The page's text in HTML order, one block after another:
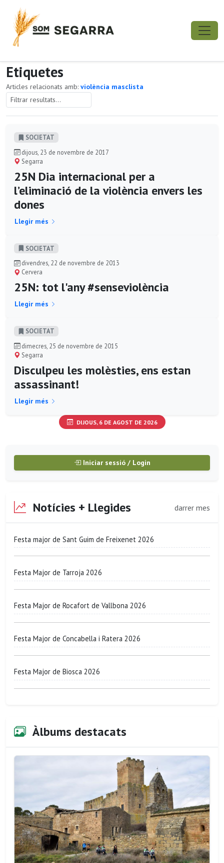
Etiquetes
Articles relacionats amb: violència masclista
SOCIETAT
dijous, 23 de novembre de 2017
Segarra
25N Dia internacional per a
l’eliminació de la violència envers les
dones
Llegir més
SOCIETAT
divendres, 22 de novembre de 2013
Cervera
25N: tot l'any #senseviolència
Llegir més
SOCIETAT
dimecres, 25 de novembre de 2015
Segarra
Disculpeu les molèsties, ens estan
assassinant!
Llegir més
DIJOUS, 6 DE AGOST DE 2026
Iniciar sessió / Login
Notícies + Llegides darrer mes
Festa major de Sant Guim de Freixenet 2026
Festa Major de Tarroja 2026
Festa Major de Rocafort de Vallbona 2026
Festa Major de Concabella i Ratera 2026
Festa Major de Biosca 2026
Àlbums destacats